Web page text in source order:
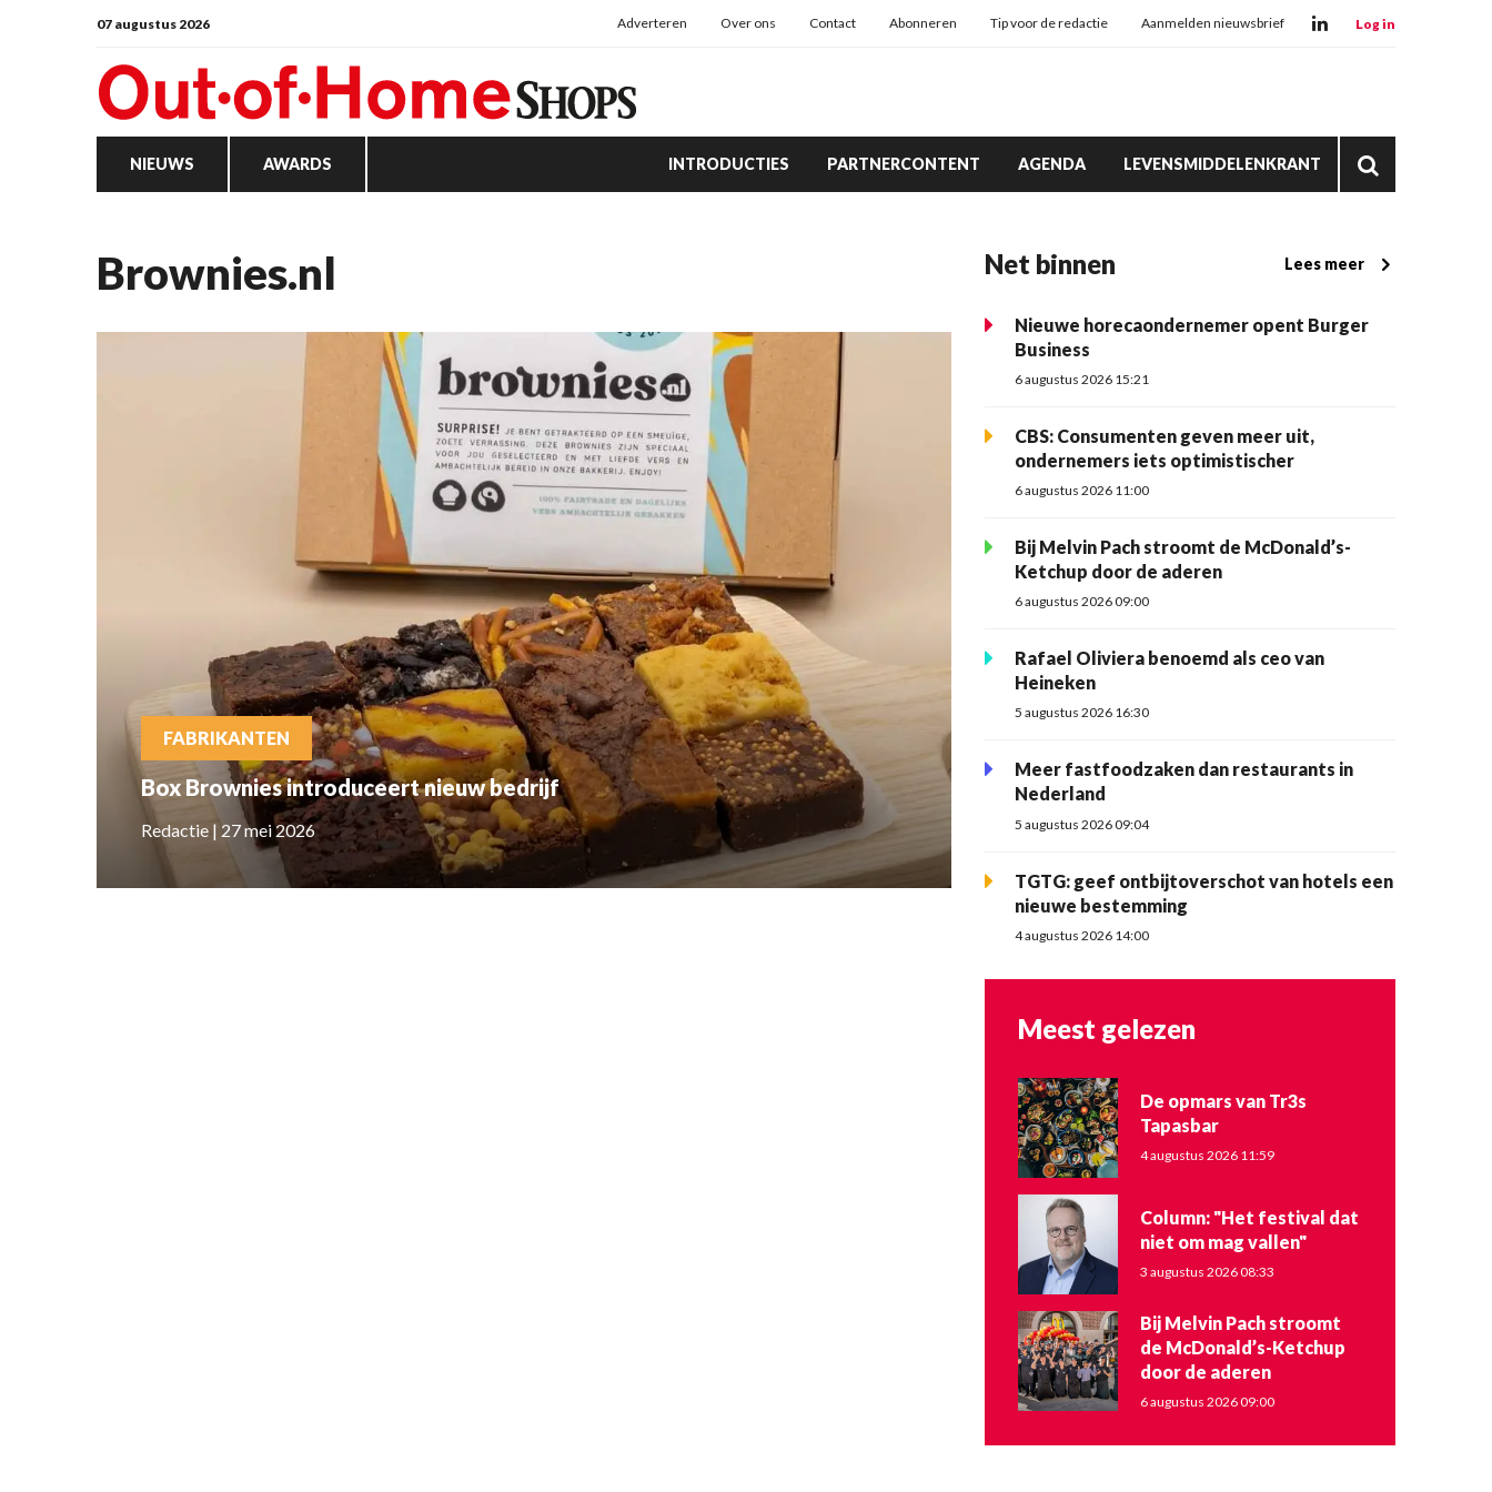
07 augustus 2026 Adverteren Over ons Contact Abonneren Tip voor de redactie Aanmelden nieuwsbrief Log in
NIEUWS AWARDS INTRODUCTIES PARTNERCONTENT AGENDA LEVENSMIDDELENKRANT
Brownies.nl
FABRIKANTEN
Box Brownies introduceert nieuw bedrijf
Redactie | 27 mei 2026
Net binnen Lees meer
Nieuwe horecaondernemer opent Burger
Business
6 augustus 2026 15:21
CBS: Consumenten geven meer uit,
ondernemers iets optimistischer
6 augustus 2026 11:00
Bij Melvin Pach stroomt de McDonald’s-
Ketchup door de aderen
6 augustus 2026 09:00
Rafael Oliviera benoemd als ceo van
Heineken
5 augustus 2026 16:30
Meer fastfoodzaken dan restaurants in
Nederland
5 augustus 2026 09:04
TGTG: geef ontbijtoverschot van hotels een
nieuwe bestemming
4 augustus 2026 14:00
Meest gelezen
De opmars van Tr3s
Tapasbar
4 augustus 2026 11:59
Column: "Het festival dat
niet om mag vallen"
3 augustus 2026 08:33
Bij Melvin Pach stroomt
de McDonald’s-Ketchup
door de aderen
6 augustus 2026 09:00